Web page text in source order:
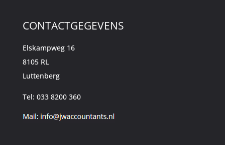
CONTACTGEGEVENS
Elskampweg 16
8105 RL
Luttenberg
Tel: 033 8200 360